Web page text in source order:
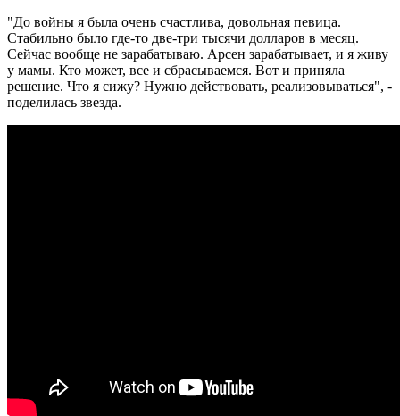
"До войны я была очень счастлива, довольная певица.
Стабильно было где-то две-три тысячи долларов в месяц.
Сейчас вообще не зарабатываю. Арсен зарабатывает, и я живу
у мамы. Кто может, все и сбрасываемся. Вот и приняла
решение. Что я сижу? Нужно действовать, реализовываться", -
поделилась звезда.